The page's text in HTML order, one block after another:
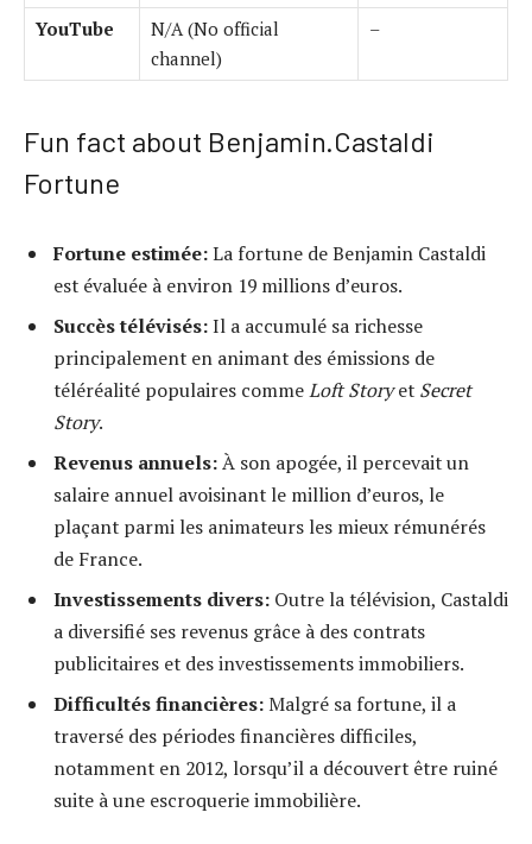
YouTube
N/A (No official
channel)
–
Fun fact about Benjamin.Castaldi
Fortune
Fortune estimée:La fortune de Benjamin Castaldi
est évaluée à environ 19 millions d’euros.
Succès télévisés:Il a accumulé sa richesse
principalement en animant des émissions de
téléréalité populaires commeLoft Storyet Secret
Story.
Revenus annuels:À son apogée, il percevait un
salaire annuel avoisinant le million d’euros, le
plaçant parmi les animateurs les mieux rémunérés
de France.
Investissements divers: Outre la télévision, Castaldi
a diversifié ses revenus grâce à des contrats
publicitaires et des investissements immobiliers.
Difficultés financières:Malgré sa fortune, il a
traversé des périodes financières difficiles,
notamment en 2012, lorsqu’il a découvert être ruiné
suite à une escroquerie immobilière.